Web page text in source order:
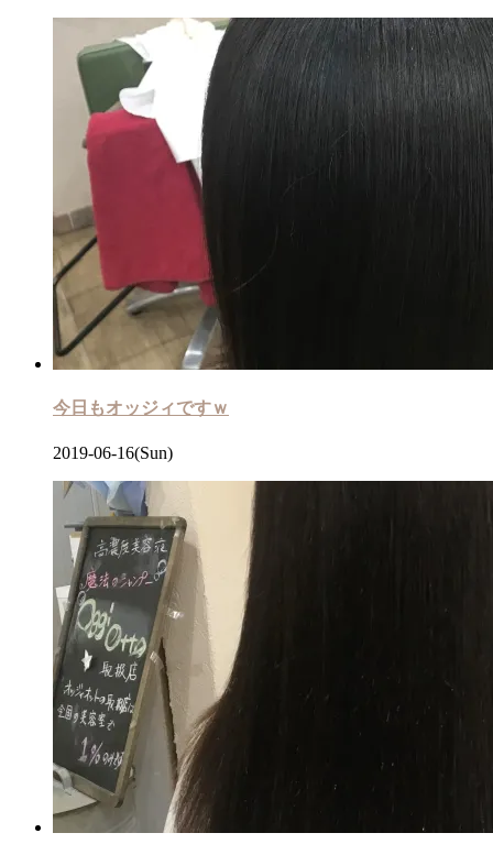
今日もオッジィですｗ
2019-06-16(Sun)